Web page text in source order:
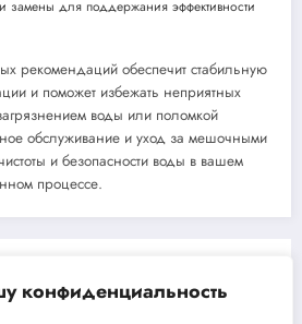
конфиденциальность
замены для поддержания эффективности
рекомендаций обеспечит стабильную
и поможет избежать неприятных
воды или поломкой
обслуживание и уход за мешочными
и безопасности воды в вашем
процессе.
D 515